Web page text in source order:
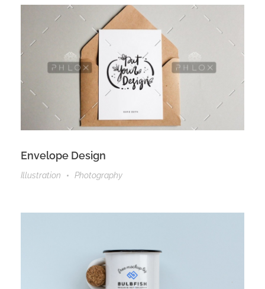
Envelope Design
Illustration Photography